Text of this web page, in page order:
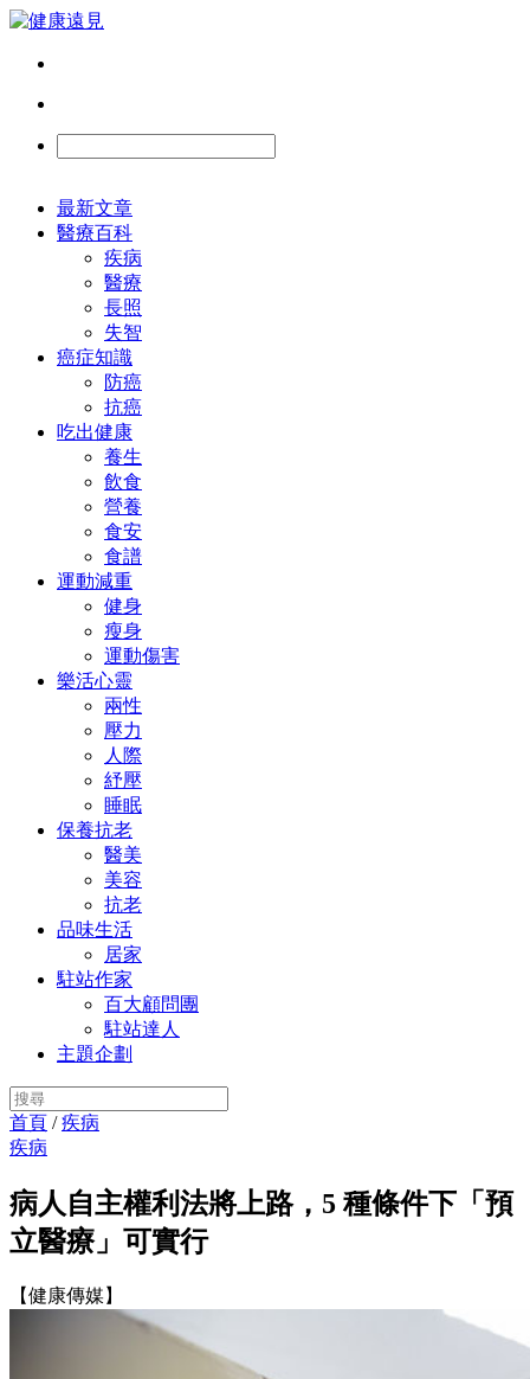
最新文章
醫療百科
疾病
醫療
長照
失智
癌症知識
防癌
抗癌
吃出健康
養生
飲食
營養
食安
食譜
運動減重
健身
瘦身
運動傷害
樂活心靈
兩性
壓力
人際
紓壓
睡眠
保養抗老
醫美
美容
抗老
品味生活
居家
駐站作家
百大顧問團
駐站達人
主題企劃
首頁 /疾病
疾病
病人自主權利法將上路，5 種條件下「預
立醫療」可實行
【健康傳媒】